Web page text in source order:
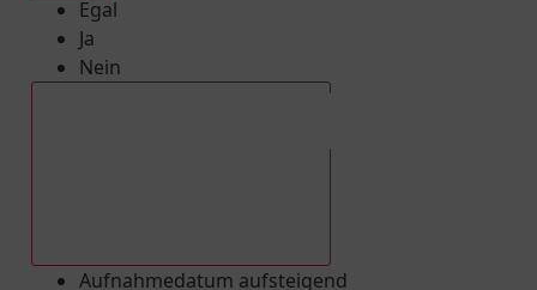
Egal
Ja
Nein
Aufnahmedatum aufsteigend